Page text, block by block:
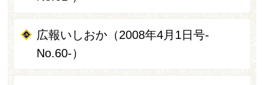
広報いしおか（2008年4月1日号-
No.60-）